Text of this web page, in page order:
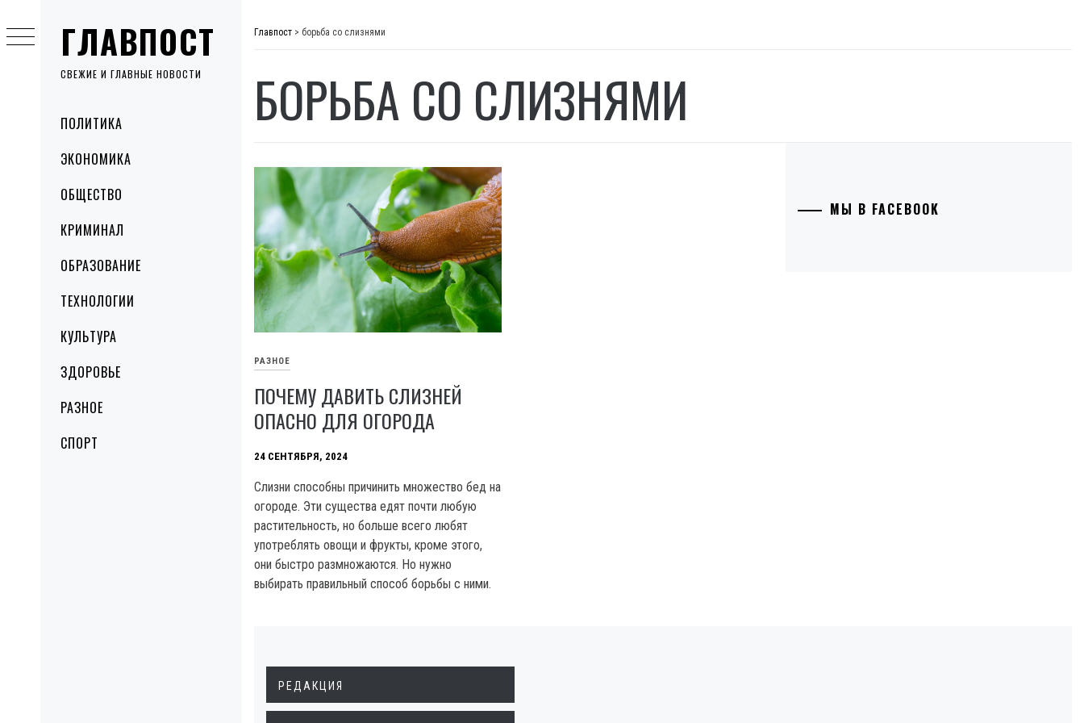
ГЛАВПОСТ
СВЕЖИЕ И ГЛАВНЫЕ НОВОСТИ
MenuПОЛИТИКА
ЭКОНОМИКА
ОБЩЕСТВО
КРИМИНАЛ
ОБРАЗОВАНИЕ
ТЕХНОЛОГИИ
КУЛЬТУРА
ЗДОРОВЬЕ
РАЗНОЕ
СПОРТ
to
content
Главпост > борьба со слизнями
БОРЬБА СО СЛИЗНЯМИ
РАЗНОЕ
ПОЧЕМУ ДАВИТЬ СЛИЗНЕЙ
ОПАСНО ДЛЯ ОГОРОДА
24 СЕНТЯБРЯ, 2024
Слизни способны причинить множество бед на
огороде. Эти существа едят почти любую
растительность, но больше всего любят
употреблять овощи и фрукты, кроме этого,
они быстро размножаются. Но нужно
выбирать правильный способ борьбы с ними.
МЫ В FACEBOOK
РЕДАКЦИЯ